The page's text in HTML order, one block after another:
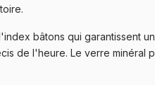
bâtons qui garantissent
de l'heure. Le verre